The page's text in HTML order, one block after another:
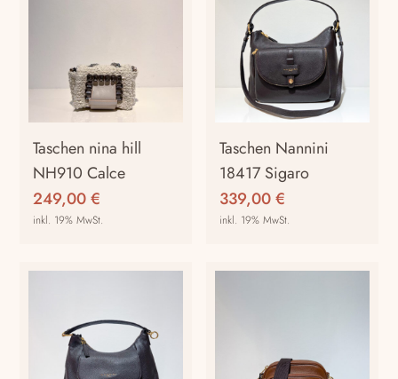
Taschen nina hill
NH910 Calce
249,00€
inkl. 19% MwSt.
Taschen Nannini
18417 Sigaro
339,00€
inkl. 19% MwSt.